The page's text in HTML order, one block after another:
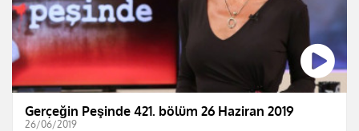
Gerçeğin Peşinde 421. bölüm 26 Haziran 2019
26/06/2019